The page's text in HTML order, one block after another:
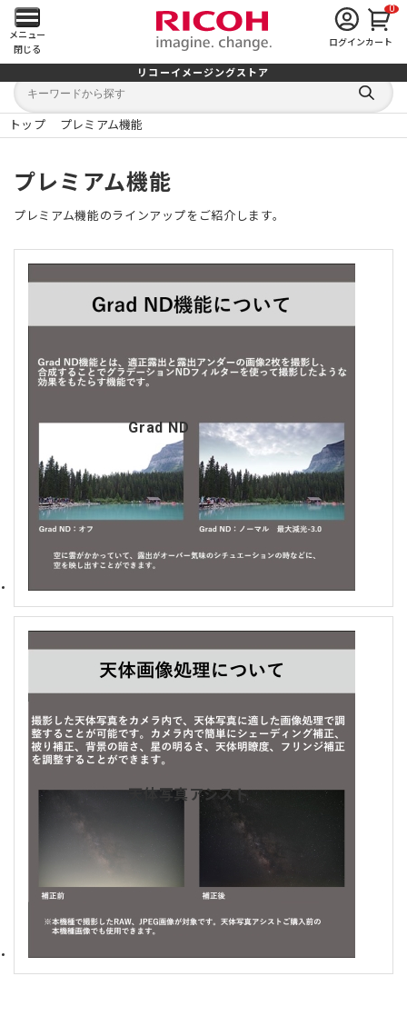
メ
イ
ン
メ
ニ
ュ
ー
を
開
く
メニュー
閉じる
ログイン
0
カート
リコーイメージングストア
キ
ワ
ー
キ
検
索
る
トップ プレミアム機能
プレミアム機能
プレミアム機能のラインアップをご紹介します。
Grad ND
天体写真アシスト